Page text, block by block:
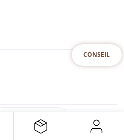
CONSEIL
SPECIFICATION